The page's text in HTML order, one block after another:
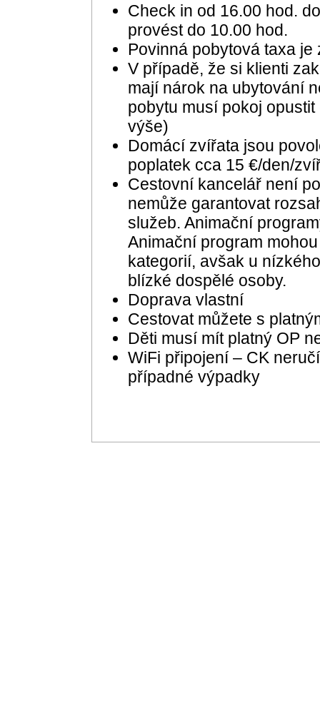
Check in od 16.00 hod.
provést do 10.00 hod.
Povinná pobytová taxa
V případě, že si klienti
mají nárok na ubytování
pobytu musí pokoj
výše)
Domácí zvířata jsou
poplatek cca 15 €/den/
Cestovní kancelář není
nemůže garantovat
služeb. Animační
Animační program
kategorií, avšak u
blízké dospělé osoby.
Doprava vlastní
Cestovat můžete s
Děti musí mít platný OP
WiFi připojení – CK
případné výpadky